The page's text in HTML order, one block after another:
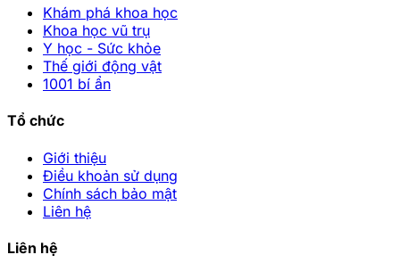
Khám phá khoa học
Khoa học vũ trụ
Y học - Sức khỏe
Thế giới động vật
1001 bí ẩn
Tổ chức
Giới thiệu
Điều khoản sử dụng
Chính sách bảo mật
Liên hệ
Liên hệ